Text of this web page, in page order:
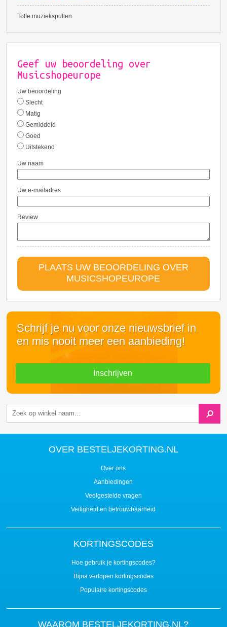
Toffe muziekspullen
Geef uw beoordeling over
Musicshopeurope
Uw beoordeling
Slecht
Matig
Gemiddeld
Goed
Uitstekend
Uw naam
Uw e-mailadres
Review
PLAATS UW BEOORDELING OVER
MUSICSHOPEUROPE
Schrijf je nu voor onze nieuwsbrief in
en mis nooit meer een aanbieding!
Inschrijven
OVER BESTELJEKORTING.NL
Over ons
Aanbiedingen
Veelgestelde vragen
Veiligheid en betrouwbaarheid
KORTINGSCODES
Hoe gebruik je kortingscodes?
Bijna verlopen kortingscodes
Populaire kortingscodes
WAAROM BESTELJEKORTING.NL?